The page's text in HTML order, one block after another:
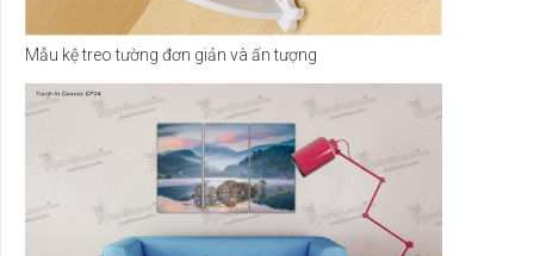
Mẫu kệ treo tường đơn giản và ấn tượng